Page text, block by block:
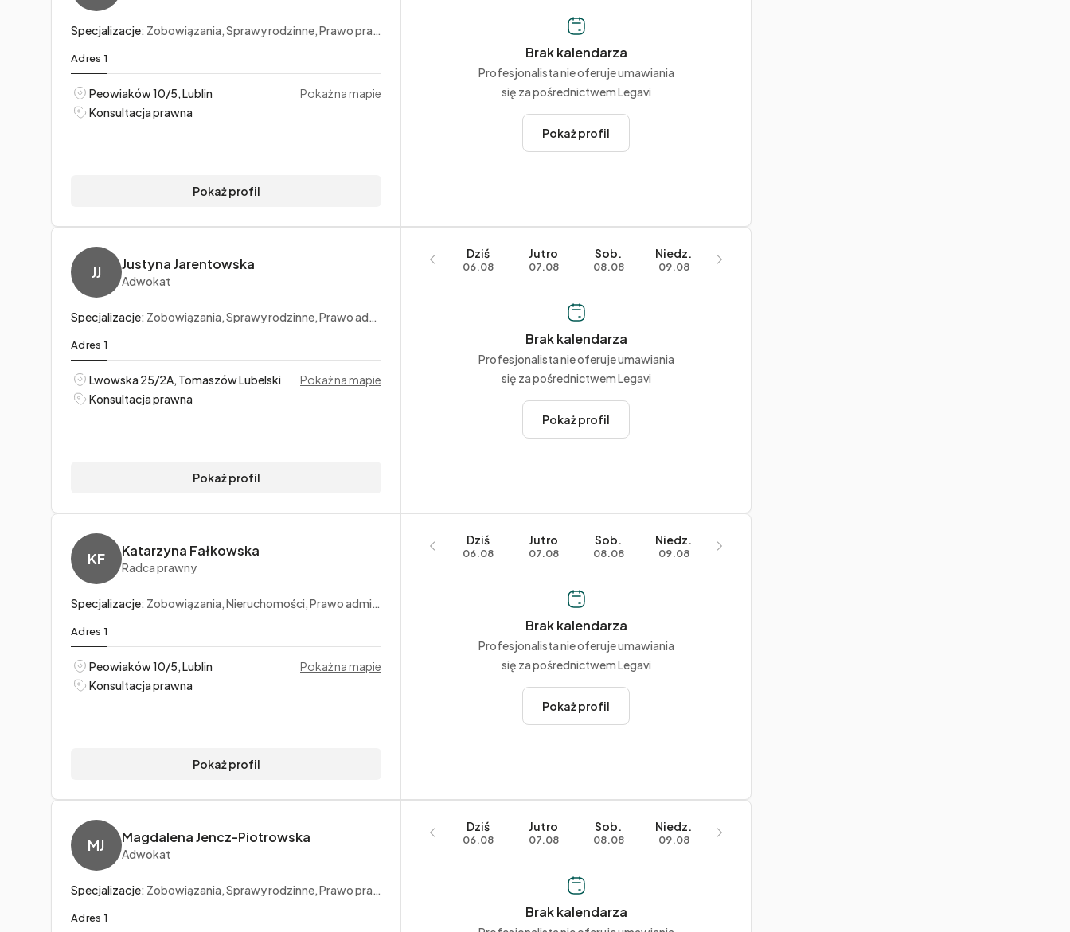
Specjalizacje: Zobowiązania, Sprawy rodzinne, Prawo pracy
Adres 1
Peowiaków 10/5, Lublin
Pokaż na mapie
Konsultacja prawna
Pokaż profil
Brak kalendarza
Profesjonalista nie oferuje umawiania
się za pośrednictwem Legavi
Pokaż profil
JJ Justyna Jarentowska
Adwokat
Specjalizacje: Zobowiązania, Sprawy rodzinne, Prawo administracyjne
Adres 1
Lwowska 25/2A, Tomaszów Lubelski
Pokaż na mapie
Konsultacja prawna
Pokaż profil
Dziś
06.08
Jutro
07.08
Sob.
08.08
Niedz.
09.08
Brak kalendarza
Profesjonalista nie oferuje umawiania
się za pośrednictwem Legavi
Pokaż profil
KF Katarzyna Fałkowska
Radca prawny
Specjalizacje: Zobowiązania, Nieruchomości, Prawo administracyjne
Adres 1
Peowiaków 10/5, Lublin
Pokaż na mapie
Konsultacja prawna
Pokaż profil
Dziś
06.08
Jutro
07.08
Sob.
08.08
Niedz.
09.08
Brak kalendarza
Profesjonalista nie oferuje umawiania
się za pośrednictwem Legavi
Pokaż profil
MJ Magdalena Jencz-Piotrowska
Adwokat
Specjalizacje: Zobowiązania, Sprawy rodzinne, Prawo pracy
Adres 1
Dziś
06.08
Jutro
07.08
Sob.
08.08
Niedz.
09.08
Brak kalendarza